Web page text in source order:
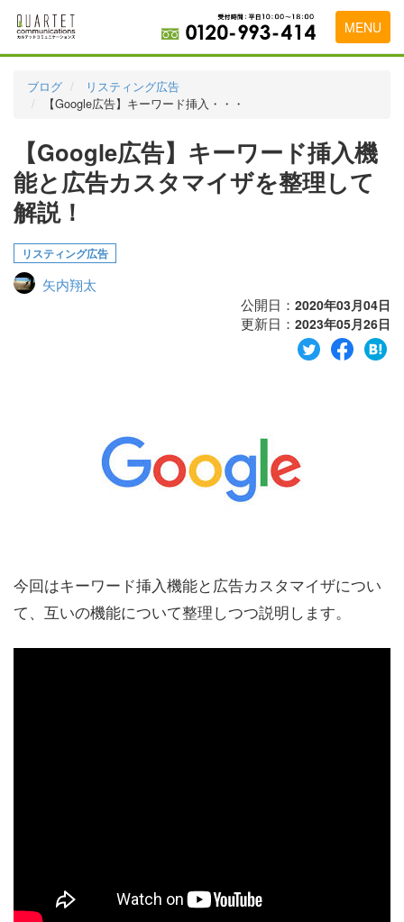
MENU
料金表
実績・お客様の声
初めて導入をお考えの方
代理店の乗り換えをお考えの方
広告代理店・HP制作会社様へ
お申し込みから運用開始までの流れ
ブログ
リスティング広告
【Google広告】キーワード挿入・・・
【Google広告】キーワード挿入機
能と広告カスタマイザを整理して
解説！
リスティング広告
矢内翔太
公開日： 2020年03月04日
更新日： 2023年05月26日
今回はキーワード挿入機能と広告カスタマイザについ
て、互いの機能について整理しつつ説明します。